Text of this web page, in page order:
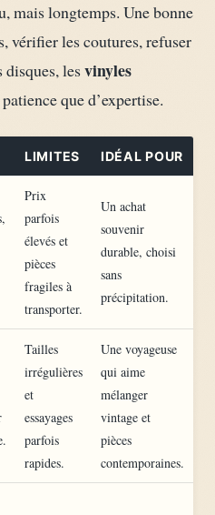
mais longtemps. Une bonne
vérifier les coutures, refuser
disques, lesvinyles
que d’expertise.
LIMITES IDÉAL POUR
Prix
parfois
élevés et
pièces
fragiles à
transporter.
Un achat
souvenir
durable, choisi
sans
précipitation.
Tailles
irrégulières
et
essayages
parfois
rapides.
Une voyageuse
qui aime
mélanger
vintage et
pièces
contemporaines.